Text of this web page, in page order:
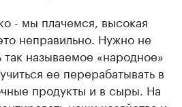
- мы плачемся, высокая
неправильно. Нужно не
так называемое «народное»
ее перерабатывать в
продукты и в сыры. На